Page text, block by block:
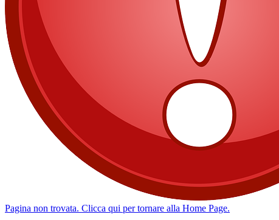
Pagina non trovata. Clicca qui per tornare alla Home Page.